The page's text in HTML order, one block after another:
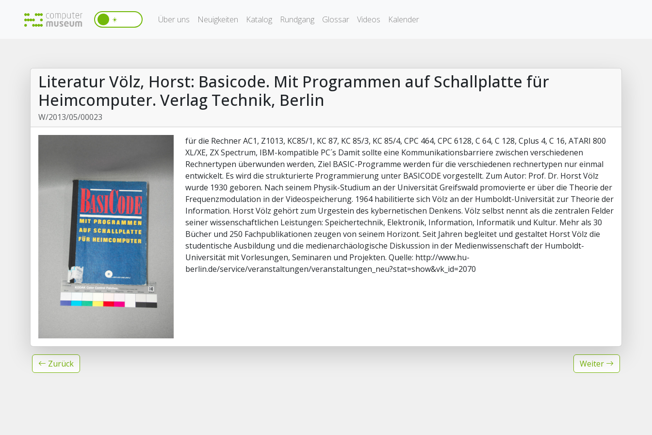
☀️ Über uns Neuigkeiten Katalog Rundgang Glossar Videos Kalender
Literatur Völz, Horst: Basicode. Mit Programmen auf Schallplatte für
Heimcomputer. Verlag Technik, Berlin
W/2013/05/00023
für die Rechner AC1, Z1013, KC85/1, KC 87, KC 85/3, KC 85/4, CPC 464, CPC 6128, C 64, C 128, Cplus 4, C 16, ATARI 800
XL/XE, ZX Spectrum, IBM-kompatible PC´s Damit sollte eine Kommunikationsbarriere zwischen verschiedenen
Rechnertypen überwunden werden, Ziel BASIC-Programme werden für die verschiedenen rechnertypen nur einmal
entwickelt. Es wird die strukturierte Programmierung unter BASICODE vorgestellt. Zum Autor: Prof. Dr. Horst Völz
wurde 1930 geboren. Nach seinem Physik-Studium an der Universität Greifswald promovierte er über die Theorie der
Frequenzmodulation in der Videospeicherung. 1964 habilitierte sich Völz an der Humboldt-Universität zur Theorie der
Information. Horst Völz gehört zum Urgestein des kybernetischen Denkens. Völz selbst nennt als die zentralen Felder
seiner wissenschaftlichen Leistungen: Speichertechnik, Elektronik, Information, Informatik und Kultur. Mehr als 30
Bücher und 250 Fachpublikationen zeugen von seinem Horizont. Seit Jahren begleitet und gestaltet Horst Völz die
studentische Ausbildung und die medienarchäologische Diskussion in der Medienwissenschaft der Humboldt-
Universität mit Vorlesungen, Seminaren und Projekten. Quelle: http://www.hu-
berlin.de/service/veranstaltungen/veranstaltungen_neu?stat=show&vk_id=2070
Zurück Weiter